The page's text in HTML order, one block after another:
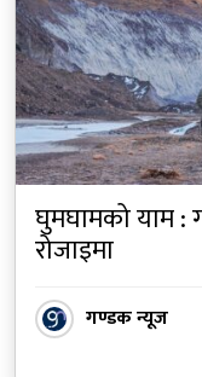
घुमघामको याम :
रोजाइमा
गण्डक न्यूज